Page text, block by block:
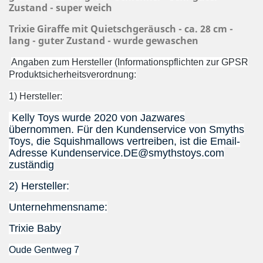
Zustand - super weich
Trixie Giraffe mit Quietschgeräusch - ca. 28 cm -
lang - guter Zustand - wurde gewaschen
Angaben zum Hersteller (Informationspflichten zur GPSR
Produktsicherheitsverordnung:
1) Hersteller:
Kelly Toys wurde 2020 von Jazwares
übernommen. Für den Kundenservice von Smyths
Toys, die Squishmallows vertreiben, ist die Email-
Adresse Kundenservice.DE@smythstoys.com
zuständig
2) Hersteller:
Unternehmensname:
Trixie Baby
Oude Gentweg 7